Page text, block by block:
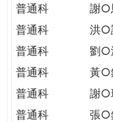
普通科
謝○
普通科
洪○
普通科
劉○
普通科
黃○
普通科
謝○
普通科
張○